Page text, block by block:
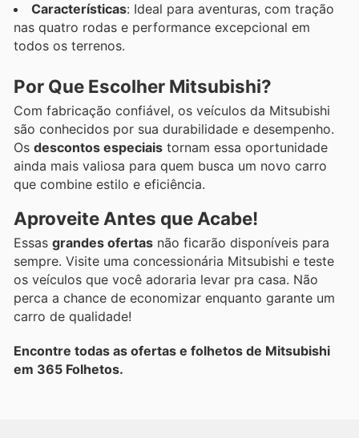
Características: Ideal para aventuras, com tração
nas quatro rodas e performance excepcional em
todos os terrenos.
Por Que Escolher Mitsubishi?
Com fabricação confiável, os veículos da Mitsubishi
são conhecidos por sua durabilidade e desempenho.
Os descontos especiais tornam essa oportunidade
ainda mais valiosa para quem busca um novo carro
que combine estilo e eficiência.
Aproveite Antes que Acabe!
Essas grandes ofertas não ficarão disponíveis para
sempre. Visite uma concessionária Mitsubishi e teste
os veículos que você adoraria levar pra casa. Não
perca a chance de economizar enquanto garante um
carro de qualidade!
Encontre todas as ofertas e folhetos de Mitsubishi
em 365 Folhetos.